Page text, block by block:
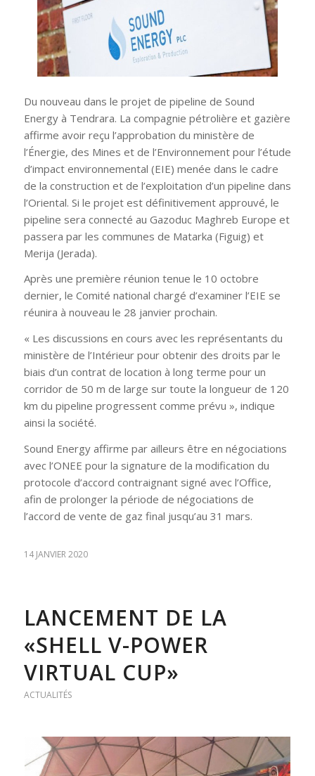
Du nouveau dans le projet de pipeline de Sound
Energy à Tendrara. La compagnie pétrolière et gazière
affirme avoir reçu l’approbation du ministère de
l’Énergie, des Mines et de l’Environnement pour l’étude
d’impact environnemental (EIE) menée dans le cadre
de la construction et de l’exploitation d’un pipeline dans
l’Oriental. Si le projet est définitivement approuvé, le
pipeline sera connecté au Gazoduc Maghreb Europe et
passera par les communes de Matarka (Figuig) et
Merija (Jerada).
Après une première réunion tenue le 10 octobre
dernier, le Comité national chargé d’examiner l’EIE se
réunira à nouveau le 28 janvier prochain.
« Les discussions en cours avec les représentants du
ministère de l’Intérieur pour obtenir des droits par le
biais d’un contrat de location à long terme pour un
corridor de 50 m de large sur toute la longueur de 120
km du pipeline progressent comme prévu », indique
ainsi la société.
Sound Energy affirme par ailleurs être en négociations
avec l’ONEE pour la signature de la modification du
protocole d’accord contraignant signé avec l’Office,
afin de prolonger la période de négociations de
l’accord de vente de gaz final jusqu’au 31 mars.
14 JANVIER 2020
LANCEMENT DE LA
«SHELL V-POWER
VIRTUAL CUP»
ACTUALITÉS